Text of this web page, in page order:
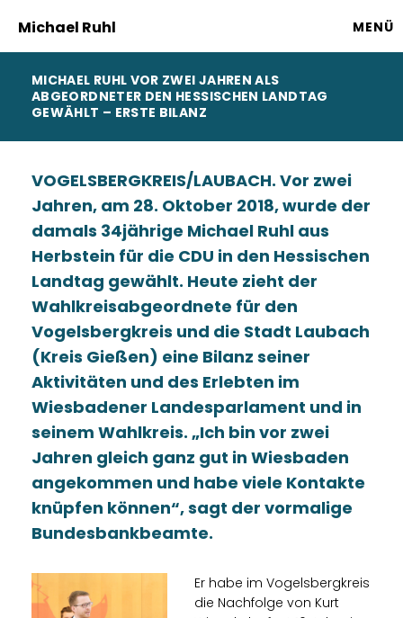
Michael Ruhl MENÜ
MICHAEL RUHL VOR ZWEI JAHREN ALS
ABGEORDNETER DEN HESSISCHEN LANDTAG
GEWÄHLT – ERSTE BILANZ
VOGELSBERGKREIS/LAUBACH. Vor zwei
Jahren, am 28. Oktober 2018, wurde der
damals 34jährige Michael Ruhl aus
Herbstein für die CDU in den Hessischen
Landtag gewählt. Heute zieht der
Wahlkreisabgeordnete für den
Vogelsbergkreis und die Stadt Laubach
(Kreis Gießen) eine Bilanz seiner
Aktivitäten und des Erlebten im
Wiesbadener Landesparlament und in
seinem Wahlkreis. „Ich bin vor zwei
Jahren gleich ganz gut in Wiesbaden
angekommen und habe viele Kontakte
knüpfen können“, sagt der vormalige
Bundesbankbeamte.
Er habe im Vogelsbergkreis
die Nachfolge von Kurt